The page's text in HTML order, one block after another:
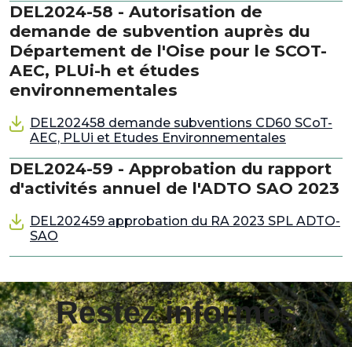
DEL2024-58 - Autorisation de
demande de subvention auprès du
Département de l'Oise pour le SCOT-
AEC, PLUi-h et études
environnementales
DEL202458 demande subventions CD60 SCoT-
AEC, PLUi et Etudes Environnementales
DEL2024-59 - Approbation du rapport
d'activités annuel de l'ADTO SAO 2023
DEL202459 approbation du RA 2023 SPL ADTO-
SAO
Restez informés